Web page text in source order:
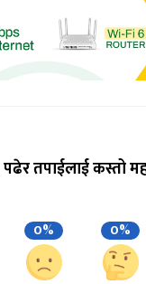
तपाईलाई कस्तो
0% 0%